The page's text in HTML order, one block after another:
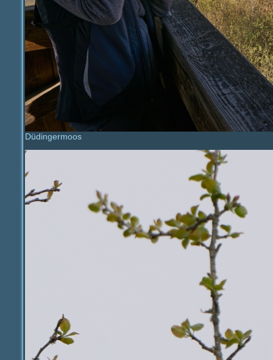
Düdingermoos